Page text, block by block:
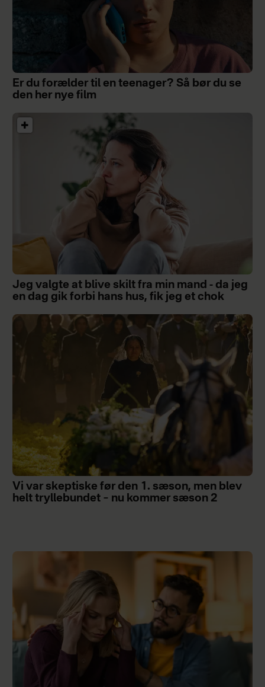
Er du forælder til en teenager? Så bør du se
den her nye film
Jeg valgte at blive skilt fra min mand - da jeg
en dag gik forbi hans hus, fik jeg et chok
Vi var skeptiske før den 1. sæson, men blev
helt tryllebundet – nu kommer sæson 2